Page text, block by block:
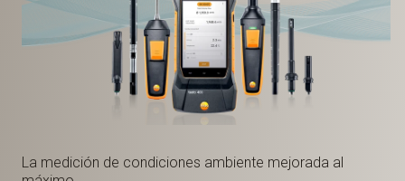
La medición de condiciones ambiente mejorada al